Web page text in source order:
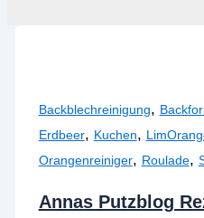
Backblechreinigung,
Erdbeer, Kuchen,
Orangenreiniger, Roulade,
Annas Putzblog